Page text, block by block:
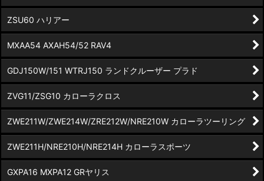
ZSU60 ハリアー
MXAA54 AXAH54/52 RAV4
GDJ150W/151 WTRJ150 ランドクルーザー プラド
ZVG11/ZSG10 カローラクロス
ZWE211W/ZWE214W/ZRE212W/NRE210W カローラツーリング
ZWE211H/NRE210H/NRE214H カローラスポーツ
GXPA16 MXPA12 GRヤリス